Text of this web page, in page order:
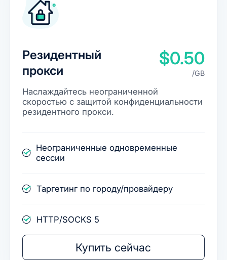
Резидентный
прокси
$0.50
/GB
Наслаждайтесь неограниченной
скоростью с защитой конфиденциальности
резидентного прокси.
Неограниченные одновременные
сессии
Таргетинг по городу/провайдеру
HTTP/SOCKS 5
Купить сейчас